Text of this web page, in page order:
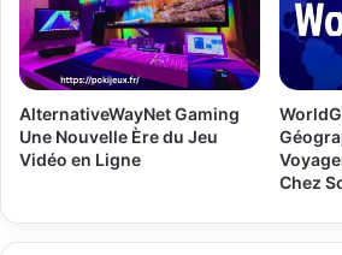
AlternativeWayNet Gaming
Une Nouvelle Ère du Jeu
Vidéo en Ligne
Chez